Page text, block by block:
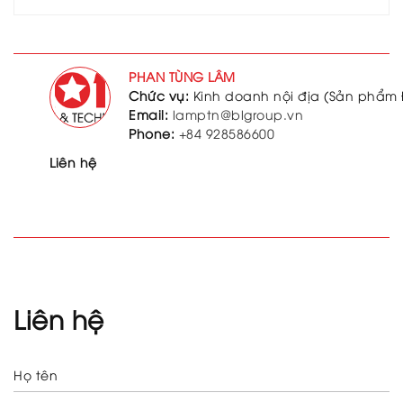
PHAN TÙNG LÂM
Chức vụ: Kinh doanh nội địa (Sản phẩm
Email: lamptn@blgroup.vn
Phone: +84 928586600
Liên hệ
Liên hệ
Họ tên